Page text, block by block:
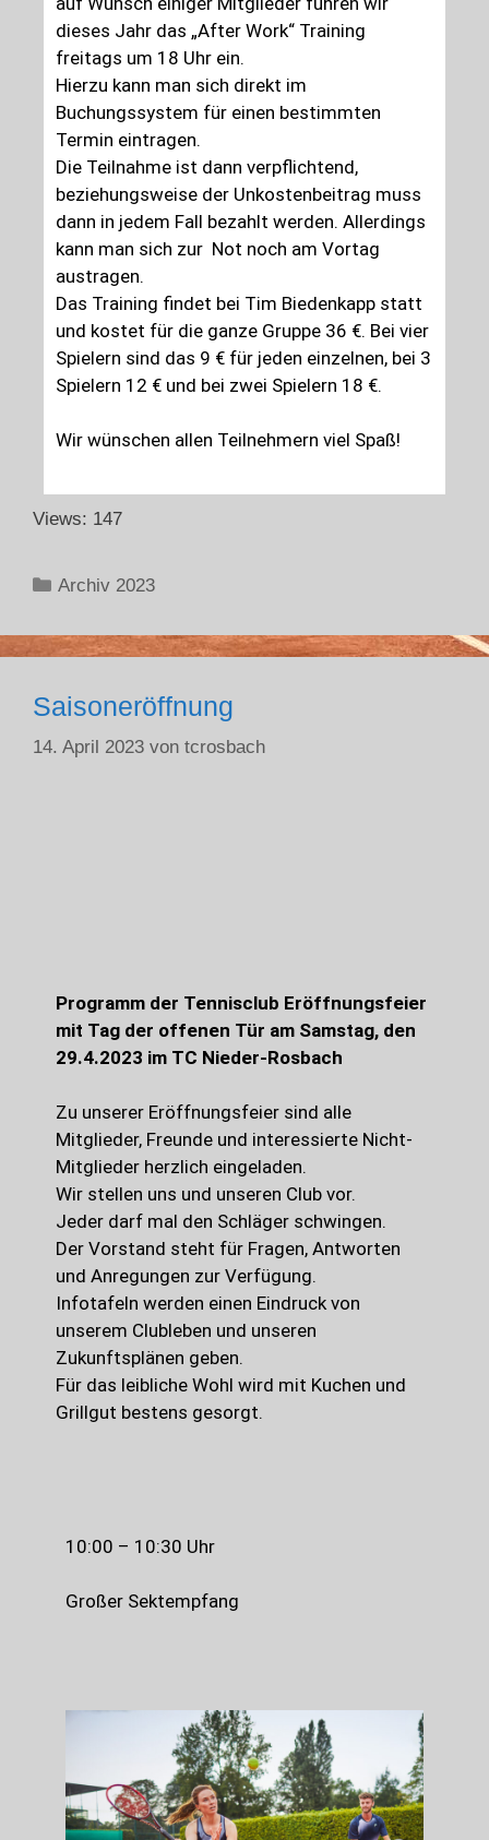
dieses Jahr das „After Work“ Training
freitags um 18 Uhr ein.
Hierzu kann man sich direkt im
Buchungssystem für einen bestimmten
Termin eintragen.
Die Teilnahme ist dann verpflichtend,
beziehungsweise der Unkostenbeitrag muss
dann in jedem Fall bezahlt werden. Allerdings
kann man sich zur Not noch am Vortag
austragen.
Das Training findet bei Tim Biedenkapp statt
und kostet für die ganze Gruppe 36 €. Bei vier
Spielern sind das 9 € für jeden einzelnen, bei 3
Spielern 12 € und bei zwei Spielern 18 €.
Wir wünschen allen Teilnehmern viel Spaß!
Views: 147
Archiv 2023
Saisoneröffnung
14. April 2023 von tcrosbach
Programm der Tennisclub Eröffnungsfeier
mit Tag der offenen Tür am Samstag, den
29.4.2023 im TC Nieder-Rosbach
Zu unserer Eröffnungsfeier sind alle
Mitglieder, Freunde und interessierte Nicht-
Mitglieder herzlich eingeladen.
Wir stellen uns und unseren Club vor.
Jeder darf mal den Schläger schwingen.
Der Vorstand steht für Fragen, Antworten
und Anregungen zur Verfügung.
Infotafeln werden einen Eindruck von
unserem Clubleben und unseren
Zukunftsplänen geben.
Für das leibliche Wohl wird mit Kuchen und
Grillgut bestens gesorgt.
10:00 – 10:30 Uhr
Großer Sektempfang